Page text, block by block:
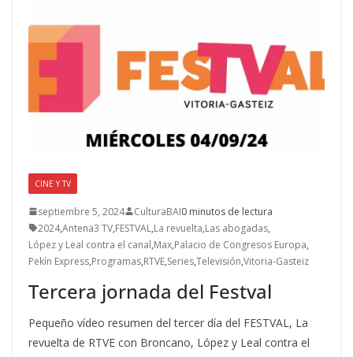
CINE Y TV
septiembre 5, 2024 CulturaBAI0 minutos de lectura
2024,Antena3 TV,FESTVAL,La revuelta,Las abogadas,
López y Leal contra el canal,Max,Palacio de Congresos Europa,
Pekín Express,Programas,RTVE,Series,Televisión,Vitoria-Gasteiz
Tercera jornada del Festval
Pequeño vídeo resumen del tercer día del FESTVAL, La
revuelta de RTVE con Broncano, López y Leal contra el